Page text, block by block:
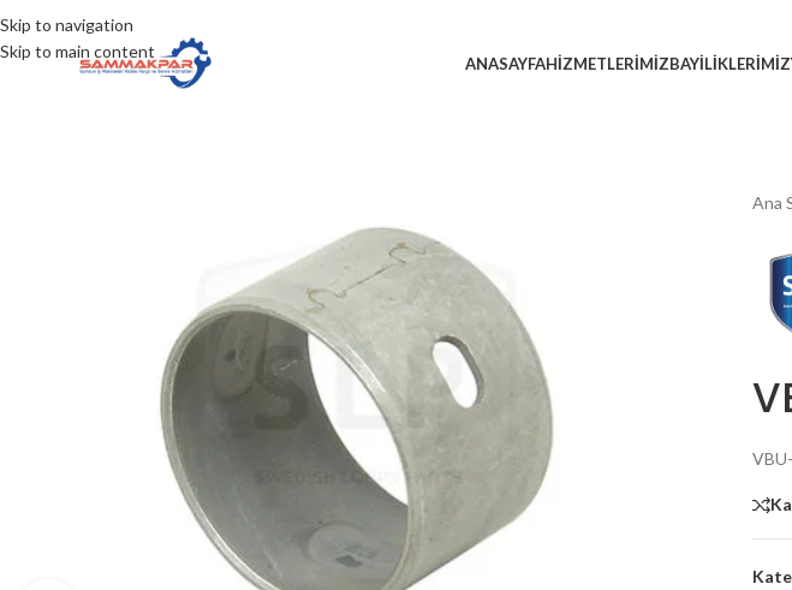
Skip to navigation
Skip to main content
ANASAYFAHIZMETLERIMIZBAYILIKLERIMIZ
Ana